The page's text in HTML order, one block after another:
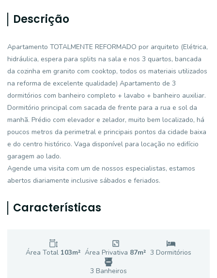
Descrição
Apartamento TOTALMENTE REFORMADO por arquiteto (Elétrica,
hidráulica, espera para splits na sala e nos 3 quartos, bancada
da cozinha em granito com cooktop, todos os materiais utilizados
na reforma de excelente qualidade) Apartamento de 3
dormitórios com banheiro completo + lavabo + banheiro auxiliar.
Dormitório principal com sacada de frente para a rua e sol da
manhã. Prédio com elevador e zelador, muito bem localizado, há
poucos metros da perimetral e principais pontos da cidade baixa
e do centro histórico. Vaga disponível para locação no edifício
garagem ao lado.
Agende uma visita com um de nossos especialistas, estamos
abertos diariamente inclusive sábados e feriados.
Características
Área Total 103m² Área Privativa 87m² 3 Dormitórios
3 Banheiros